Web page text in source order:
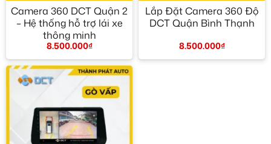
Camera 360 DCT Quận 2
– Hệ thống hỗ trợ lái xe
thông minh
8.500.000₫
Lắp Đặt Camera 360 Độ
DCT Quận Bình Thạnh
8.500.000₫